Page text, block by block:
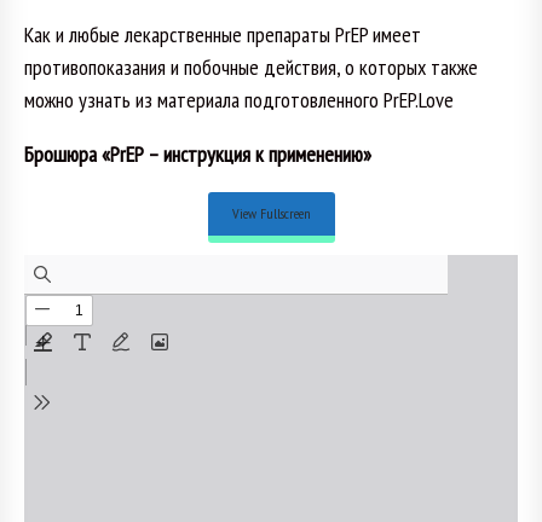
Как и любые лекарственные препараты PrEP имеет
противопоказания и побочные действия, о которых также
можно узнать из материала подготовленного PrEP.Love
Брошюра «PrEP – инструкция к применению»
View Fullscreen